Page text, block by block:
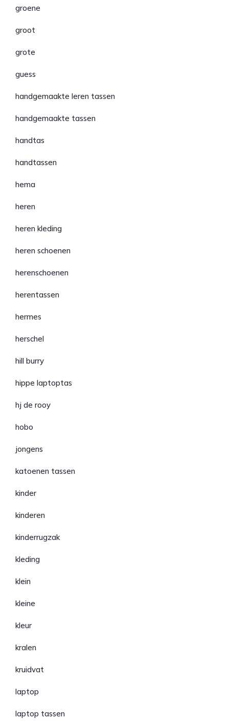
groene
groot
grote
guess
handgemaakte leren tassen
handgemaakte tassen
handtas
handtassen
hema
heren
heren kleding
heren schoenen
herenschoenen
herentassen
hermes
herschel
hill burry
hippe laptoptas
hj de rooy
hobo
jongens
katoenen tassen
kinder
kinderen
kinderrugzak
kleding
klein
kleine
kleur
kralen
kruidvat
laptop
laptop tassen